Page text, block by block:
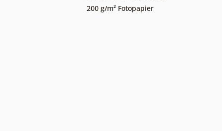
200 g/m² Fotopapier